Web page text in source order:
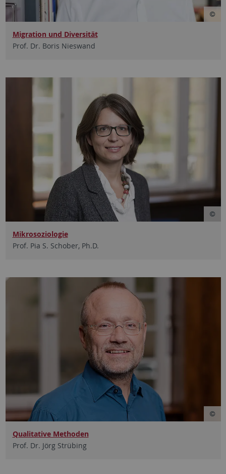
Migration und Diversität
Prof. Dr. Boris Nieswand
Mikrosoziologie
Prof. Pia S. Schober, Ph.D.
Qualitative Methoden
Prof. Dr. Jörg Strübing